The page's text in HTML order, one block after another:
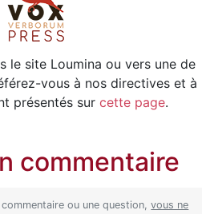
le site Loumina ou vers une de
vous à nos directives et à
présentés sur cette page.
commentaire
commentaire ou une question,vous ne